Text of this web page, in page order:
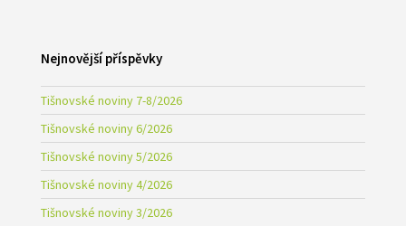
Nejnovější příspěvky
Tišnovské noviny 7-8/2026
Tišnovské noviny 6/2026
Tišnovské noviny 5/2026
Tišnovské noviny 4/2026
Tišnovské noviny 3/2026